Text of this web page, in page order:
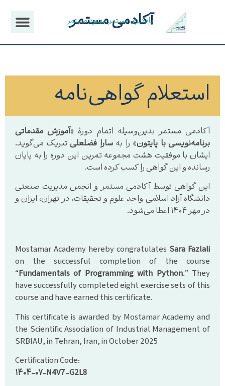
آکادمی مستمر
یادگیری مستمر، بهبود مستمر
استعلام گواهی‌نامه
آکادمی مستمر بدین‌وسیله اتمام دورهٔ «آموزش مقدماتی
برنامه‌نویسی با پایتون» را بهسارا فضلعلیتبریک می‌گوید.
ایشان با موفقیت هشت مجموعه تمرین این دوره را به پایان
رسانده و این گواهی را کسب کرده است.
این گواهی توسط آکادمی مستمر و انجمن مدیریت صنعتی
دانشگاه آزاد اسلامی واحد علوم و تحقیقات، در تهران، ایران و
در مهر ۱۴۰۴ اعطا می‌شود.
Mostamar Academy hereby congratulates Sara Fazlali
on the successful completion of the course
“Fundamentals of Programming with Python.” They
have successfully completed eight exercise sets of this
course and have earned this certificate.
This certificate is awarded by Mostamar Academy and
the Scientific Association of Industrial Management of
SRBIAU, in Tehran, Iran, in October 2025
Certification Code:
۱۴۰۴-۰۷-N4V7-G2L8